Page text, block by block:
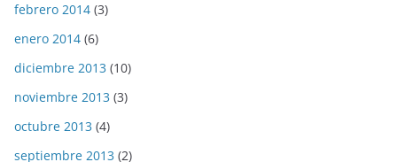
febrero 2014 (3)
enero 2014 (6)
diciembre 2013 (10)
noviembre 2013 (3)
octubre 2013 (4)
septiembre 2013 (2)